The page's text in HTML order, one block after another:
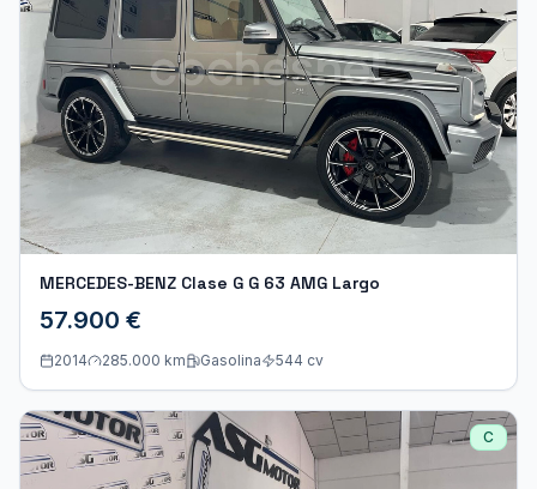
MERCEDES-BENZ Clase G G 63 AMG Largo
57.900 €
2014 285.000 km Gasolina 544 cv
C